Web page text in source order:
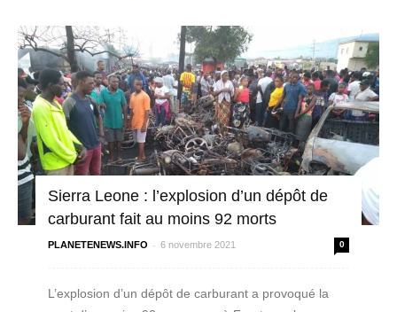
Sierra Leone : l’explosion d’un dépôt de
carburant fait au moins 92 morts
PLANETENEWS.INFO - 6 novembre 2021 0
L’explosion d’un dépôt de carburant a provoqué la